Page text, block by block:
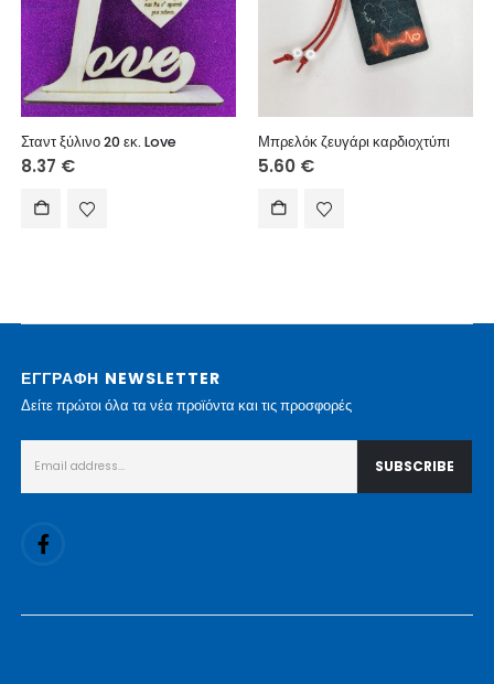
Σταντ ξύλινο 20 εκ. Love
8.37 €
Μπρελόκ ζευγάρι καρδιοχτύπι
5.60 €
ΕΓΓΡΑΦΗ NEWSLETTER
Δείτε πρώτοι όλα τα νέα προϊόντα και τις προσφορές